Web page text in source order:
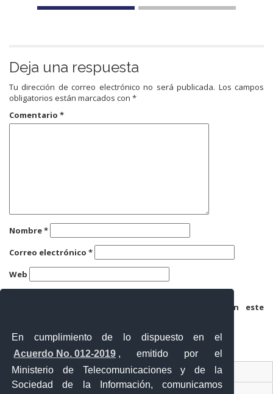
En cumplimiento de lo dispuesto en el
Acuerdo No. 012-2019 , emitido por el
Ministerio de Telecomunicaciones y de la
Sociedad de la Información, comunicamos
Deja una respuesta
Tu dirección de correo electrónico no será publicada. Los campos
obligatorios están marcados con *
Comentario *
Nombre*
Correo electrónico *
Web
Guarda mi nombre, correo electrónico y web en este
Ventanilla Única Virtual